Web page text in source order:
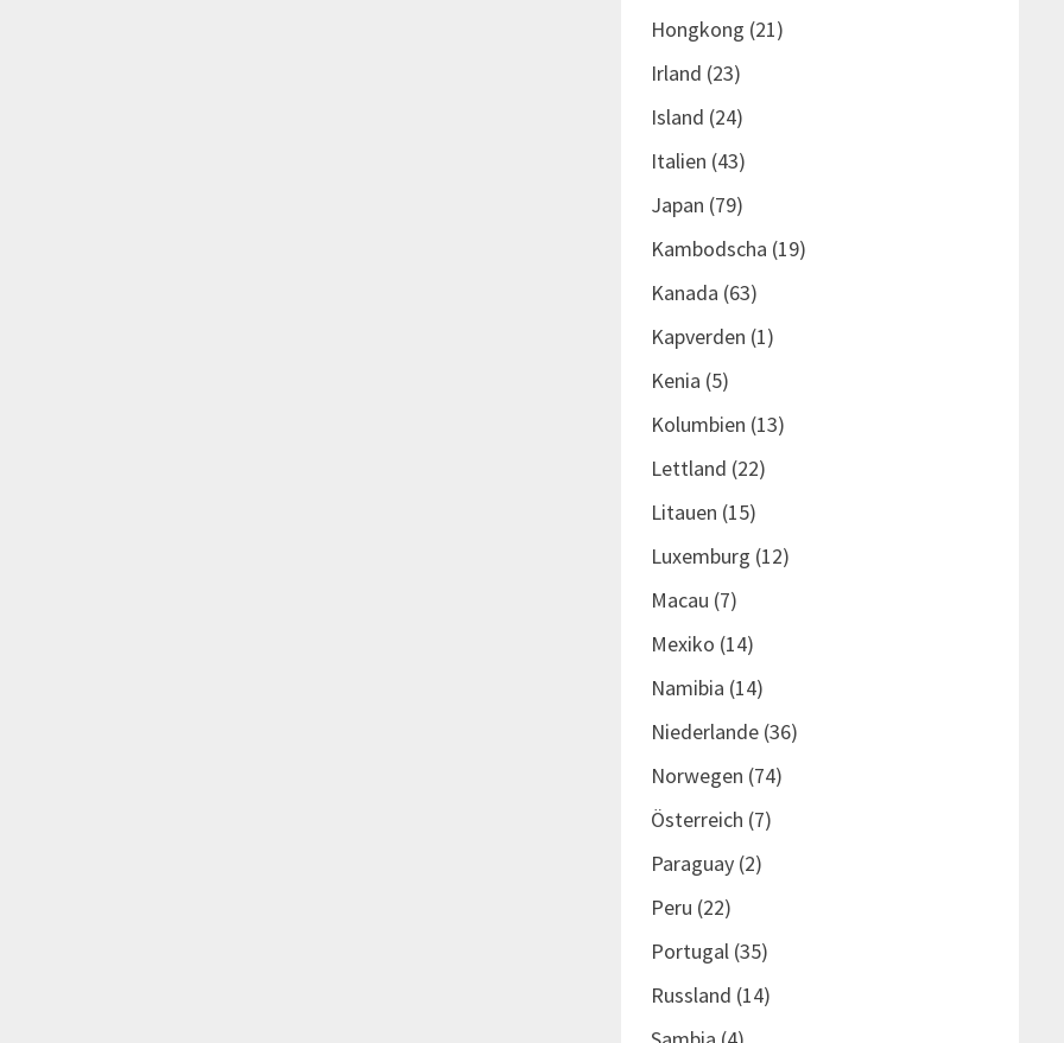
Hongkong (21)
Irland (23)
Island (24)
Italien (43)
Japan (79)
Kambodscha (19)
Kanada (63)
Kapverden (1)
Kenia (5)
Kolumbien (13)
Lettland (22)
Litauen (15)
Luxemburg (12)
Macau (7)
Mexiko (14)
Namibia (14)
Niederlande(36)
Norwegen (74)
Österreich (7)
Paraguay(2)
Peru (22)
Portugal(35)
Russland (14)